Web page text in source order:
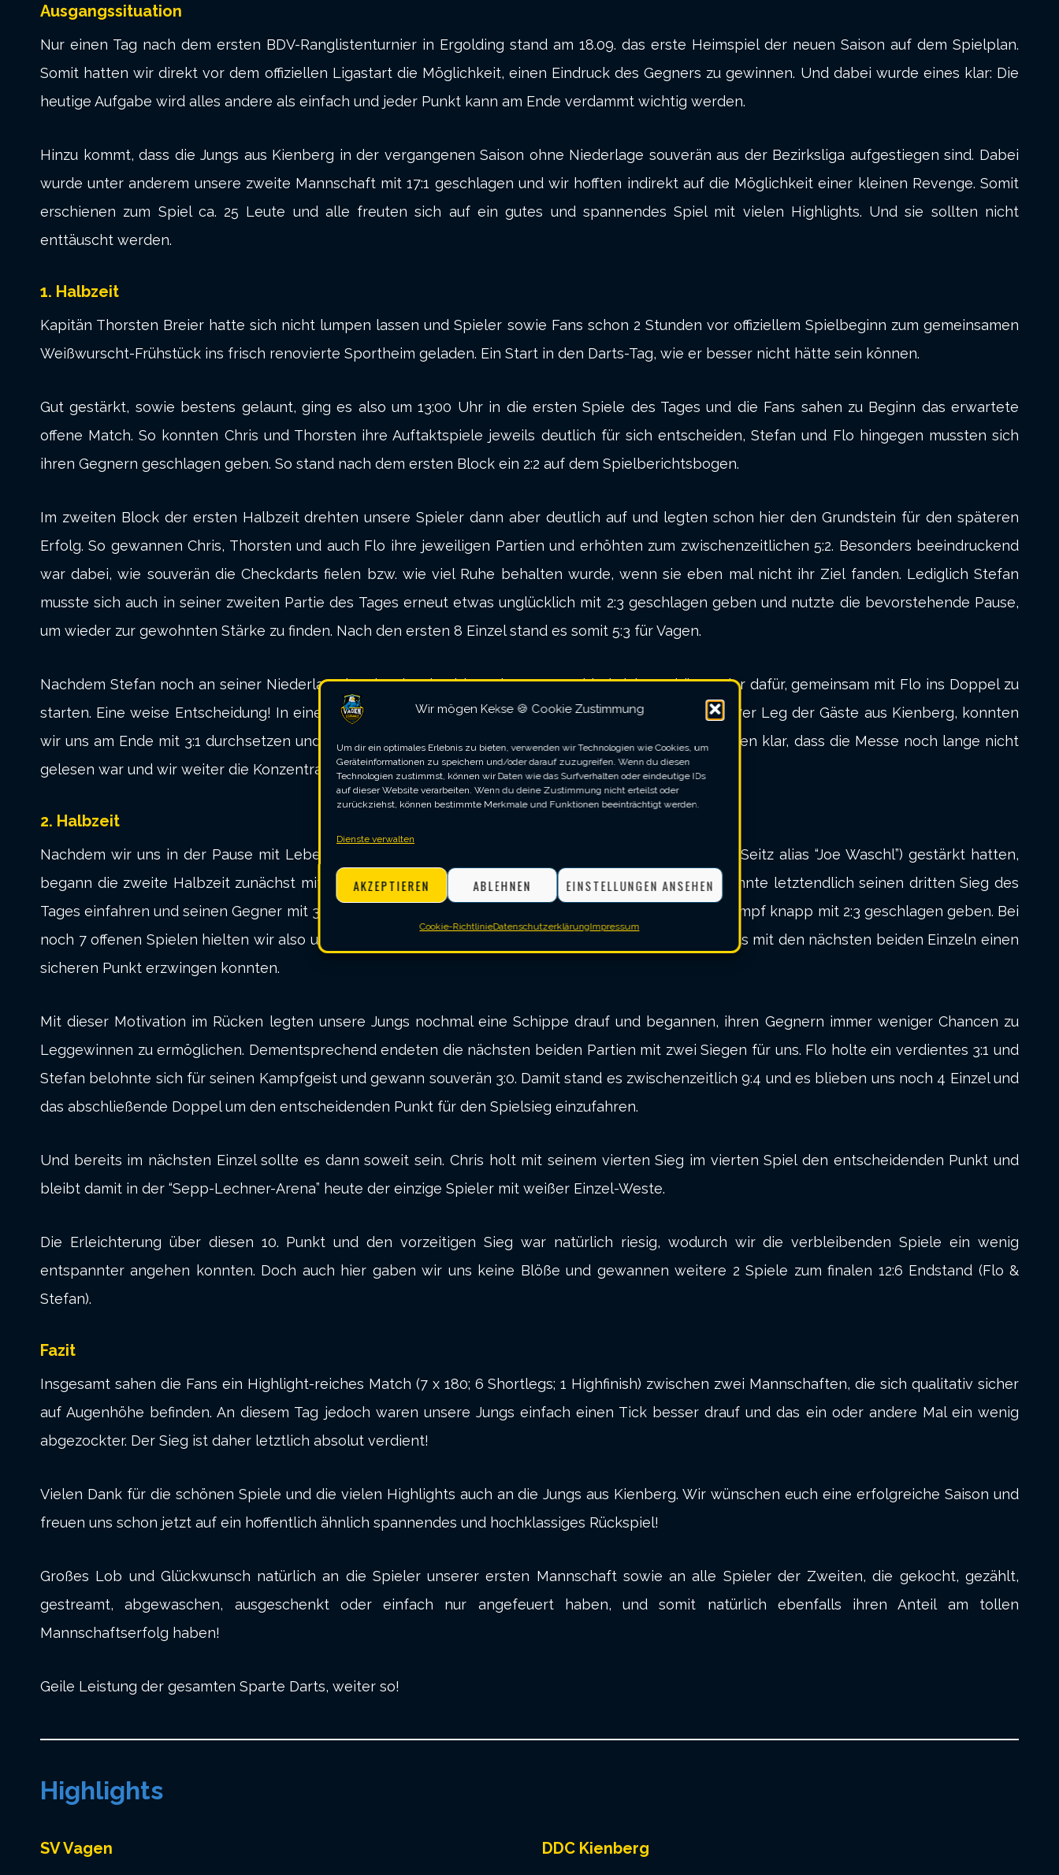
Wir mögen Kekse 🍪 Cookie Zustimmung
Um dir ein optimales Erlebnis zu bieten, verwenden wir Technologien wie Cookies, um
Geräteinformationen zu speichern und/oder darauf zuzugreifen. Wenn du diesen
Technologien zustimmst, können wir Daten wie das Surfverhalten oder eindeutige IDs
auf dieser Website verarbeiten. Wenn du deine Zustimmung nicht erteilst oder
zurückziehst, können bestimmte Merkmale und Funktionen beeinträchtigt werden.
Dienste verwalten
AKZEPTIEREN ABLEHNEN EINSTELLUNGEN ANSEHEN
Cookie-RichtlinieDatenschutzerklärungImpressum
Ausgangssituation
Nur einen Tag nach dem ersten BDV-Ranglistenturnier in Ergolding stand am 18.09. das erste Heimspiel der neuen Saison auf dem Spielplan.
Somit hatten wir direkt vor dem offiziellen Ligastart die Möglichkeit, einen Eindruck des Gegners zu gewinnen. Und dabei wurde eines klar: Die
heutige Aufgabe wird alles andere als einfach und jeder Punkt kann am Ende verdammt wichtig werden.
Hinzu kommt, dass die Jungs aus Kienberg in der vergangenen Saison ohne Niederlage souverän aus der Bezirksliga aufgestiegen sind. Dabei
wurde unter anderem unsere zweite Mannschaft mit 17:1 geschlagen und wir hofften indirekt auf die Möglichkeit einer kleinen Revenge. Somit
erschienen zum Spiel ca. 25 Leute und alle freuten sich auf ein gutes und spannendes Spiel mit vielen Highlights. Und sie sollten nicht
enttäuscht werden.
1. Halbzeit
Kapitän Thorsten Breier hatte sich nicht lumpen lassen und Spieler sowie Fans schon 2 Stunden vor offiziellem Spielbeginn zum gemeinsamen
Weißwurscht-Frühstück ins frisch renovierte Sportheim geladen. Ein Start in den Darts-Tag, wie er besser nicht hätte sein können.
Gut gestärkt, sowie bestens gelaunt, ging es also um 13:00 Uhr in die ersten Spiele des Tages und die Fans sahen zu Beginn das erwartete
offene Match. So konnten Chris und Thorsten ihre Auftaktspiele jeweils deutlich für sich entscheiden, Stefan und Flo hingegen mussten sich
ihren Gegnern geschlagen geben. So stand nach dem ersten Block ein 2:2 auf dem Spielberichtsbogen.
Im zweiten Block der ersten Halbzeit drehten unsere Spieler dann aber deutlich auf und legten schon hier den Grundstein für den späteren
Erfolg. So gewannen Chris, Thorsten und auch Flo ihre jeweiligen Partien und erhöhten zum zwischenzeitlichen 5:2. Besonders beeindruckend
war dabei, wie souverän die Checkdarts fielen bzw. wie viel Ruhe behalten wurde, wenn sie eben mal nicht ihr Ziel fanden. Lediglich Stefan
musste sich auch in seiner zweiten Partie des Tages erneut etwas unglücklich mit 2:3 geschlagen geben und nutzte die bevorstehende Pause,
um wieder zur gewohnten Stärke zu finden. Nach den ersten 8 Einzel stand es somit 5:3 für Vagen.
Nachdem Stefan noch an seiner Niederlage im Einzel zu knabbern hatte, entschied sich Kapitän Breier dafür, gemeinsam mit Flo ins Doppel zu
starten. Eine weise Entscheidung! In einem hochklassigen Spiel mit vielen hohen Scores und einem 17er Leg der Gäste aus Kienberg, konnten
wir uns am Ende mit 3:1 durchsetzen und den Vorsprung dadurch auf 6:3 ausbauen. Uns war jedoch allen klar, dass die Messe noch lange nicht
gelesen war und wir weiter die Konzentration hochhalten mussten.
2. Halbzeit
Nachdem wir uns in der Pause mit Leberkäse und Schwammalsuppn (Herzlichen Dank an Sebastian Seitz alias “Joe Waschl”) gestärkt hatten,
begann die zweite Halbzeit zunächst mit zwei komplett ausgeglichenen und engen Spielen. Chris konnte letztendlich seinen dritten Sieg des
Tages einfahren und seinen Gegner mit 3:2 bezwingen. Thorsten hingegen musste sich nach hartem Kampf knapp mit 2:3 geschlagen geben. Bei
noch 7 offenen Spielen hielten wir also unseren Vorsprung von 3 Punkten und wussten, dass wir bereits mit den nächsten beiden Einzeln einen
sicheren Punkt erzwingen konnten.
Mit dieser Motivation im Rücken legten unsere Jungs nochmal eine Schippe drauf und begannen, ihren Gegnern immer weniger Chancen zu
Leggewinnen zu ermöglichen. Dementsprechend endeten die nächsten beiden Partien mit zwei Siegen für uns. Flo holte ein verdientes 3:1 und
Stefan belohnte sich für seinen Kampfgeist und gewann souverän 3:0. Damit stand es zwischenzeitlich 9:4 und es blieben uns noch 4 Einzel und
das abschließende Doppel um den entscheidenden Punkt für den Spielsieg einzufahren.
Und bereits im nächsten Einzel sollte es dann soweit sein. Chris holt mit seinem vierten Sieg im vierten Spiel den entscheidenden Punkt und
bleibt damit in der “Sepp-Lechner-Arena” heute der einzige Spieler mit weißer Einzel-Weste.
Die Erleichterung über diesen 10. Punkt und den vorzeitigen Sieg war natürlich riesig, wodurch wir die verbleibenden Spiele ein wenig
entspannter angehen konnten. Doch auch hier gaben wir uns keine Blöße und gewannen weitere 2 Spiele zum finalen 12:6 Endstand (Flo &
Stefan).
Fazit
Insgesamt sahen die Fans ein Highlight-reiches Match (7 x 180; 6 Shortlegs; 1 Highfinish) zwischen zwei Mannschaften, die sich qualitativ sicher
auf Augenhöhe befinden. An diesem Tag jedoch waren unsere Jungs einfach einen Tick besser drauf und das ein oder andere Mal ein wenig
abgezockter. Der Sieg ist daher letztlich absolut verdient!
Vielen Dank für die schönen Spiele und die vielen Highlights auch an die Jungs aus Kienberg. Wir wünschen euch eine erfolgreiche Saison und
freuen uns schon jetzt auf ein hoffentlich ähnlich spannendes und hochklassiges Rückspiel!
Großes Lob und Glückwunsch natürlich an die Spieler unserer ersten Mannschaft sowie an alle Spieler der Zweiten, die gekocht, gezählt,
gestreamt, abgewaschen, ausgeschenkt oder einfach nur angefeuert haben, und somit natürlich ebenfalls ihren Anteil am tollen
Mannschaftserfolg haben!
Geile Leistung der gesamten Sparte Darts, weiter so!
Highlights
SV Vagen DDC Kienberg